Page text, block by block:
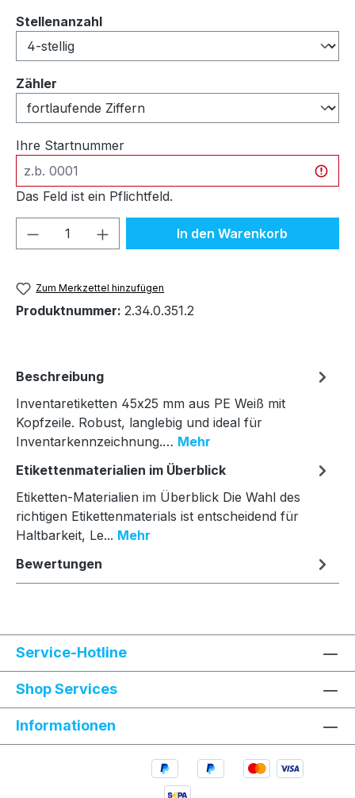
Stellenanzahlauswählen
Zähler
Ihre Startnummer
Das Feld ist ein Pflichtfeld.
Produkt Anzahl: Gib denIn den Warenkorb
Zum Merkzettel hinzufügen
Produktnummer: 2.34.0.351.2
Beschreibung
Inventaretiketten 45x25 mm aus PE Weiß mit
Kopfzeile. Robust, langlebig und ideal für
Inventarkennzeichnung.… Mehr
Etikettenmaterialien im Überblick
Etiketten-Materialien im Überblick Die Wahl des
richtigen Etikettenmaterials ist entscheidend für
Haltbarkeit, Le... Mehr
Bewertungen
Service-Hotline
Shop Services
Informationen